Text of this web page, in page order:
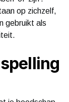
op zichzelf,
gebruikt als